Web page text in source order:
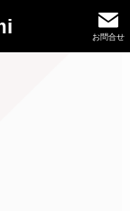
お問合せ